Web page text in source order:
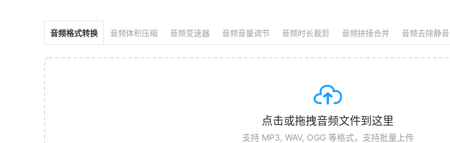
音频格式转换 音频体积压缩 音频变速器 音频音量调节 音频时长裁剪 音频拼接合并 音频去除静音
点击或拖拽音频文件到这里
支持 MP3, WAV, OGG 等格式，支持批量上传